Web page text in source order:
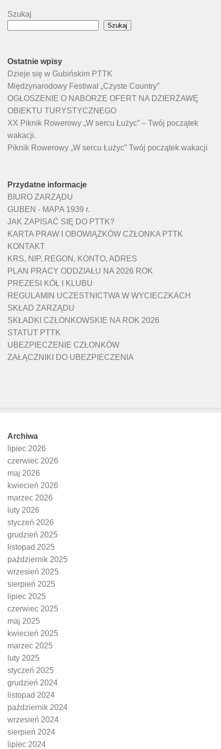
Szukaj
Szukaj
Ostatnie wpisy
Dzieje się w Gubińskim PTTK
Międzynarodowy Festiwal „Czyste Country”
OGŁOSZENIE O NABORZE OFERT NA DZIERŻAWĘ
OBIEKTU TURYSTYCZNEGO
XX Piknik Rowerowy „W sercu Łużyc” – Twój początek
wakacji.
Piknik Rowerowy „W sercu Łużyc” Twój początek wakacji
Przydatne informacje
BIURO ZARZĄDU
GUBEN - MAPA 1939 r.
JAK ZAPISAĆ SIĘ DO PTTK?
KARTA PRAW I OBOWIĄZKÓW CZŁONKA PTTK
KONTAKT
KRS, NIP, REGON, KONTO, ADRES
PLAN PRACY ODDZIAŁU NA 2026 ROK
PREZESI KÓŁ I KLUBU
REGULAMIN UCZESTNICTWA W WYCIECZKACH
SKŁAD ZARZĄDU
SKŁADKI CZŁONKOWSKIE NA ROK 2026
STATUT PTTK
UBEZPIECZENIE CZŁONKÓW
ZAŁĄCZNIKI DO UBEZPIECZENIA
Archiwa
lipiec 2026
czerwiec 2026
maj 2026
kwiecień 2026
marzec 2026
luty 2026
styczeń 2026
grudzień 2025
listopad 2025
październik 2025
wrzesień 2025
sierpień 2025
lipiec 2025
czerwiec 2025
maj 2025
kwiecień 2025
marzec 2025
luty 2025
styczeń 2025
grudzień 2024
listopad 2024
październik 2024
wrzesień 2024
sierpień 2024
lipiec 2024